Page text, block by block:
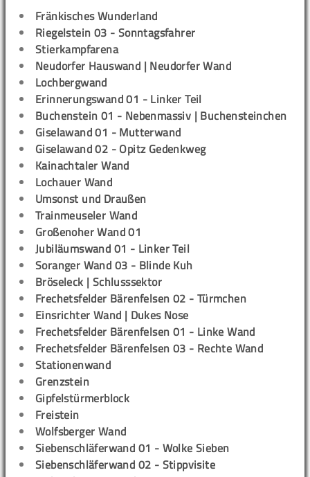
Fränkisches Wunderland
Riegelstein 03 - Sonntagsfahrer
Stierkampfarena
Neudorfer Hauswand | Neudorfer Wand
Lochbergwand
Erinnerungswand 01 - Linker Teil
Buchenstein 01 - Nebenmassiv | Buchensteinchen
Giselawand 01 - Mutterwand
Giselawand 02 - Opitz Gedenkweg
Kainachtaler Wand
Lochauer Wand
Umsonst und Draußen
Trainmeuseler Wand
Großenoher Wand 01
Jubiläumswand 01 - Linker Teil
Soranger Wand 03 - Blinde Kuh
Bröseleck | Schlusssektor
Frechetsfelder Bärenfelsen 02 - Türmchen
Einsrichter Wand | Dukes Nose
Frechetsfelder Bärenfelsen 01 - Linke Wand
Frechetsfelder Bärenfelsen 03 - Rechte Wand
Stationenwand
Grenzstein
Gipfelstürmerblock
Freistein
Wolfsberger Wand
Siebenschläferwand 01 - Wolke Sieben
Siebenschläferwand 02 - Stippvisite